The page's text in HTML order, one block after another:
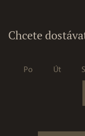
Chcete
Po Út